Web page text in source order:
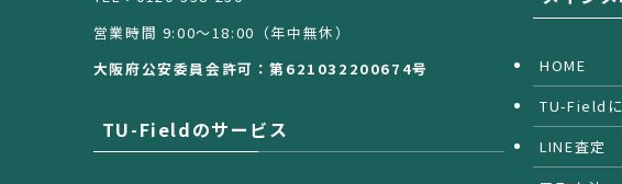
営業時間 9:00〜18:00（年中無休）
大阪府公安委員会許可：第621032200674号
TU-Fieldのサービス
HOME
TU-Field
LINE査定